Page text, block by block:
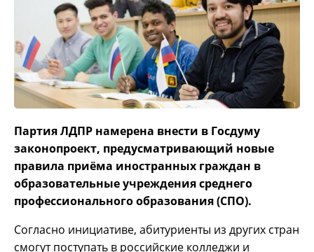
Партия ЛДПР намерена внести в Госдуму
законопроект, предусматривающий новые
правила приёма иностранных граждан в
образовательные учреждения среднего
профессионального образования (СПО).
Согласно инициативе, абитуриенты из других стран
смогут поступать в российские колледжи и